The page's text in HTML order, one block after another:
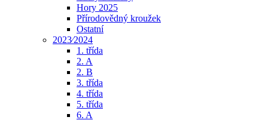
Hory 2025
Přírodovědný kroužek
Ostatní
2023⁄2024
1. třída
2. A
2. B
3. třída
4. třída
5. třída
6. A